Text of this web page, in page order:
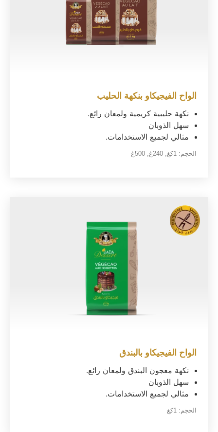
الواح الفيجيكاو بنكهة الحليب
نكهة حليبية كريمية ولمعان رائع.
سهل الذوبان
مثالي لجميع الاستخدامات.
الحجم: 1كغ 240غ 500غ
الواح الفيجيكاو بالبندق
نكهة معجون البندق ولمعان رائع.
سهل الذوبان
مثالي لجميع الاستخدامات.
الحجم: 1كغ